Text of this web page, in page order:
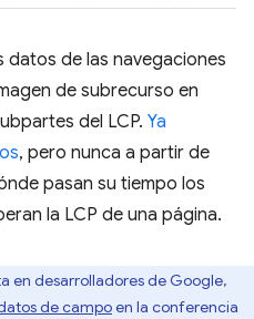
datos de las navegaciones
de subrecurso en
del LCP. Ya
, pero nunca a partir de
pasan su tiempo los
la LCP de una página.
en desarrolladores de Google,
de campoen la conferencia